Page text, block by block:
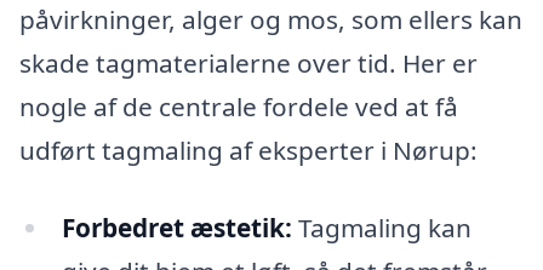
påvirkninger, alger og mos, som ellers kan
skade tagmaterialerne over tid. Her er
nogle af de centrale fordele ved at få
udført tagmaling af eksperter i Nørup:
Forbedret æstetik: Tagmaling kan